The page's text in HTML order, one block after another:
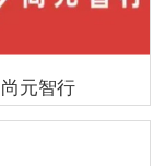
尚元智行